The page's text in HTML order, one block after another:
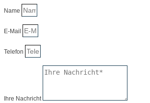
Name
E-Mail
Telefon
Ihre Nachricht